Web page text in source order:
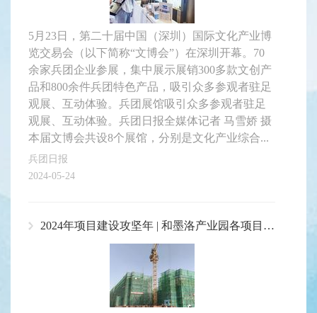
5月23日，第二十届中国（深圳）国际文化产业博
览交易会（以下简称“文博会”）在深圳开幕。70
余家兵团企业参展，集中展示展销300多款文创产
品和800余件兵团特色产品，吸引众多参观者驻足
观展、互动体验。兵团展馆吸引众多参观者驻足
观展、互动体验。兵团日报全媒体记者 马雪娇 摄
本届文博会共设8个展馆，分别是文化产业综合...
兵团日报
2024-05-24
2024年项目建设攻坚年 | 和墨洛产业园各项目建设如火如荼